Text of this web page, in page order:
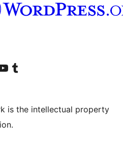
accountaccount
our YouTube channel
Visit our Tumblr account
is the intellectual property